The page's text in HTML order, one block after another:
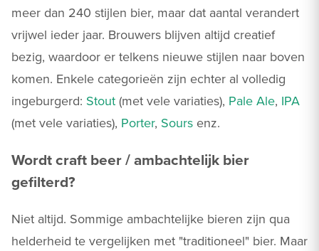
meer dan 240 stijlen bier, maar dat aantal verandert
vrijwel ieder jaar. Brouwers blijven altijd creatief
bezig, waardoor er telkens nieuwe stijlen naar boven
komen. Enkele categorieën zijn echter al volledig
ingeburgerd: Stout (met vele variaties), Pale Ale, IPA
(met vele variaties), Porter, Sours enz.
Wordt craft beer / ambachtelijk bier
gefilterd?
Niet altijd. Sommige ambachtelijke bieren zijn qua
helderheid te vergelijken met "traditioneel" bier. Maar